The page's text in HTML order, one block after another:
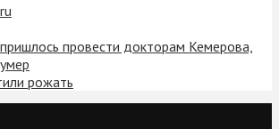
провести докторам Кемерова,
рожать